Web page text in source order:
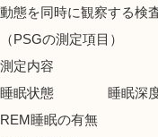
動態を同時に観察する検
（PSGの測定項目）
測定内容
睡眠状態 睡眠
REM睡眠の有無